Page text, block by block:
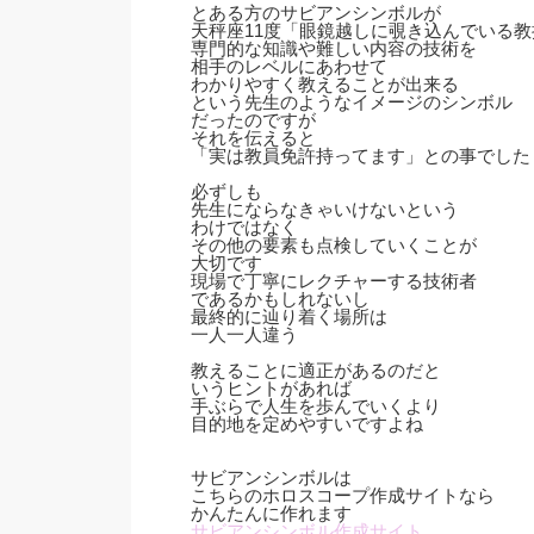
とある方のサビアンシンボルが
天秤座11度「眼鏡越しに覗き込んでいる
専門的な知識や難しい内容の技術を
相手のレベルにあわせて
わかりやすく教えることが出来る
という先生のようなイメージのシンボル
だったのですが
それを伝えると
「実は教員免許持ってます」との事でした
必ずしも
先生にならなきゃいけないという
わけではなく
その他の要素も点検していくことが
大切です
現場で丁寧にレクチャーする技術者
であるかもしれないし
最終的に辿り着く場所は
一人一人違う
教えることに適正があるのだと
いうヒントがあれば
手ぶらで人生を歩んでいくより
目的地を定めやすいですよね
サビアンシンボルは
こちらのホロスコープ作成サイトなら
かんたんに作れます